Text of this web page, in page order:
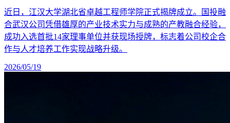
近日，江汉大学湖北省卓越工程师学院正式揭牌成立。国投融
合武汉公司凭借雄厚的产业技术实力与成熟的产教融合经验，
成功入选首批14家理事单位并获现场授牌，标志着公司校企合
作与人才培养工作实现战略升级。
2026/05/19